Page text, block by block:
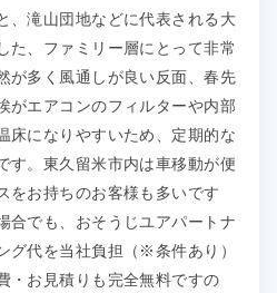
、滝山団地などに代表される大
た、ファミリー層にとって非常
が多く風通しが良い反面、春先
がエアコンのフィルターや内部
床になりやすいため、定期的な
す。東久留米市内は車移動が便
をお持ちのお客様も多いです
合でも、おそうじユアパートナ
グ代を当社負担（※条件あり）
・お見積りも完全無料ですの